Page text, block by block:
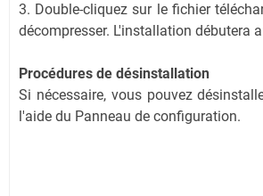
3. Double-cliquez sur le fichier
décompresser. L'installation débutera
Procédures de désinstallation
Si nécessaire, vous pouvez
l'aide du Panneau de configuration.